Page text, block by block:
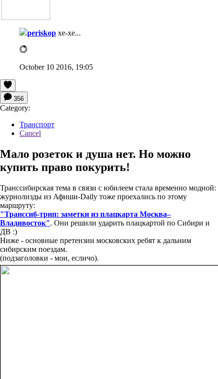
periskop хе-хе...
October 10 2016, 19:05
356
Category:
Транспорт
Cancel
Мало розеток и душа нет. Но можно
купить право покурить!
Транссибирская тема в связи с юбилеем стала временно модной:
журнолизды из Афиши-Daily тоже проехались по этому
маршруту:
"Транссиб-трип: заметки из плацкарта Москва–
Владивосток". Они решили ударить плацкартой по Сибири и
ДВ :)
Ниже - основные претензии московских ребят к дальним
сибирским поездам.
(подзаголовки - мои, есличо).